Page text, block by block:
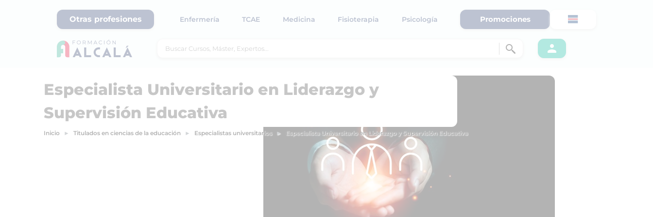
Otras profesiones Enfermería TCAE Medicina Fisioterapia Psicología Promociones
Especialista Universitario en Liderazgo y
Supervisión Educativa
Inicio Titulados en ciencias de la educación Especialistas universitarios Especialista Universitario en Liderazgo y Supervisión Educativa